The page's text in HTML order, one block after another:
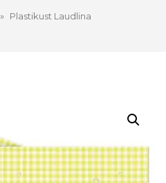
» Plastikust Laudlina